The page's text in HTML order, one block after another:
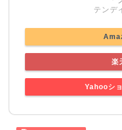
テンデ
楽
Yahooシ